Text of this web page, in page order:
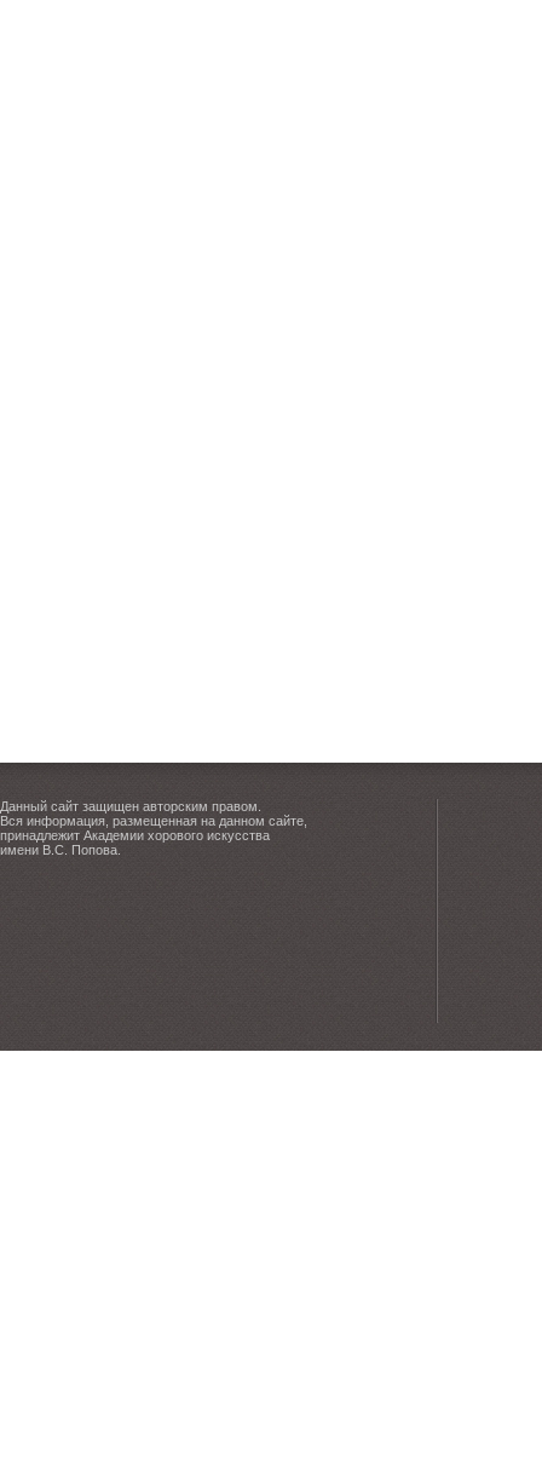
Данный сайт защищен авторским правом.
Вся информация, размещенная на данном сайте,
принадлежит Академии хорового искусства
имени В.С. Попова.